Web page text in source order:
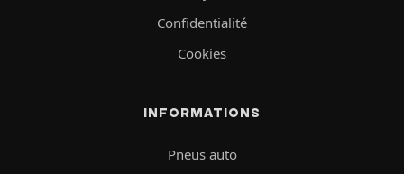
Confidentialité
Cookies
INFORMATIONS
Pneus auto